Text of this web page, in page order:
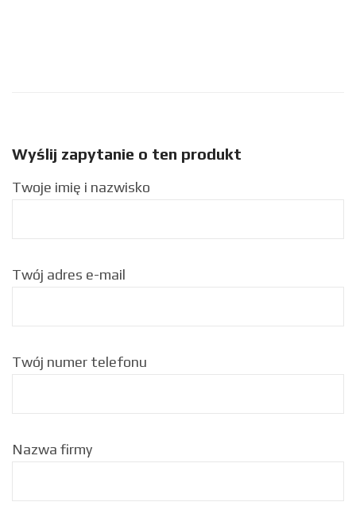
Wyślij zapytanie o ten produkt
Twoje imię i nazwisko
Twój adres e-mail
Twój numer telefonu
Nazwa firmy